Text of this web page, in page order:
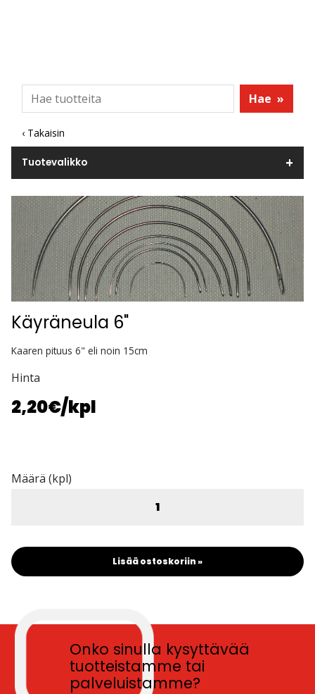
Hae »
‹ Takaisin
Tuotevalikko
Käyräneula 6"
Kaaren pituus 6" eli noin 15cm
Hinta
2,20€/kpl
Määrä (kpl)
Lisää ostoskoriin »
Onko sinulla kysyttävää
tuotteistamme tai
palveluistamme?